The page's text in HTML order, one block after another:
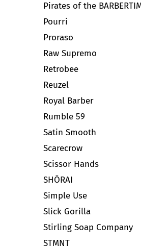
Pirates of the
Pourri
Proraso
Raw Supremo
Retrobee
Reuzel
Royal Barber
Rumble 59
Satin Smooth
Scarecrow
Scissor Hands
SHŌRAI
Simple Use
Slick Gorilla
Stirling Soap Company
STMNT